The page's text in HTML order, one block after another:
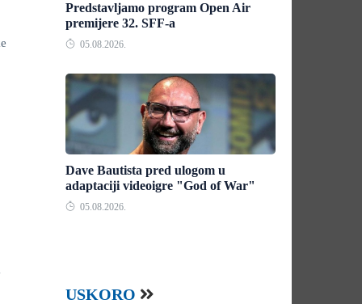
Predstavljamo program Open Air
premijere 32. SFF-a
05.08.2026.
Dave Bautista pred ulogom u
adaptaciji videoigre "God of War"
05.08.2026.
USKORO